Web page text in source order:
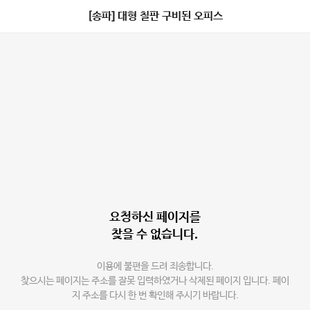
[송파] 대형 칠판 구비된 오피스
요청하신 페이지를
찾을 수 없습니다.
이용에 불편을 드려 죄송합니다.
찾으시는 페이지는 주소를 잘못 입력하였거나 삭제된 페이지 입니다. 페이
지 주소를 다시 한 번 확인해 주시기 바랍니다.